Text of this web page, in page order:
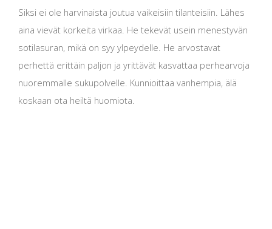
Siksi ei ole harvinaista joutua vaikeisiin tilanteisiin. Lähes
aina vievät korkeita virkaa. He tekevät usein menestyvän
sotilasuran, mikä on syy ylpeydelle. He arvostavat
perhettä erittäin paljon ja yrittävät kasvattaa perhearvoja
nuoremmalle sukupolvelle. Kunnioittaa vanhempia, älä
koskaan ota heiltä huomiota.